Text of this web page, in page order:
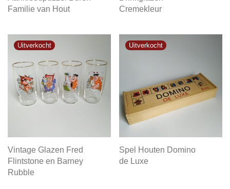
Familie van Hout
Cremekleur
Vintage Glazen Fred
Flintstone en Barney
Rubble
Spel Houten Domino
de Luxe